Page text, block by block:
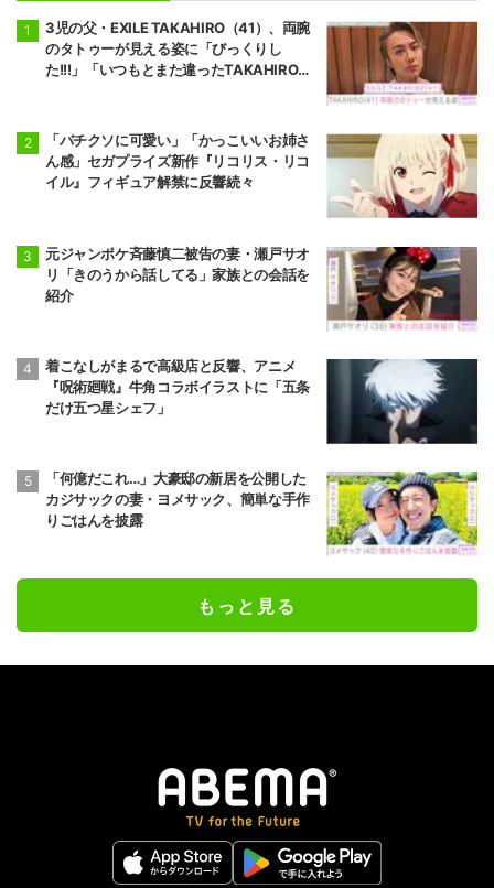
3児の父・EXILE TAKAHIRO（41）、両腕
のタトゥーが見える姿に「びっくりし
た!!!」「いつもとまた違ったTAKAHIROさ
「バチクソに可愛い」「かっこいいお姉さ
ん感」セガプライズ新作『リコリス・リコ
イル』フィギュア解禁に反響続々
元ジャンポケ斉藤慎二被告の妻・瀬戸サオ
リ「きのうから話してる」家族との会話を
紹介
着こなしがまるで高級店と反響、アニメ
『呪術廻戦』牛角コラボイラストに「五条
だけ五つ星シェフ」
「何億だこれ…」大豪邸の新居を公開した
カジサックの妻・ヨメサック、簡単な手作
りごはんを披露
もっと見る